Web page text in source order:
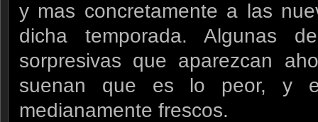
y mas concretamente a las
dicha temporada. Algunas
sorpresivas que aparezcan
suenan que es lo peor, y
medianamente frescos.